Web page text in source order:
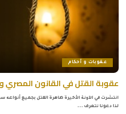
عقوبات و أحكام
عقوبة القتل في القانون المصري
انتشرت في الآونة الأخيرة ظاهرة القتل بجميع
لذا دعونا نتعرف ...